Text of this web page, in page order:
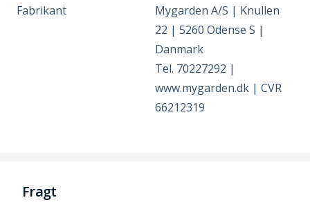
Fabrikant
Mygarden A/S | Knullen
22 | 5260 Odense S |
Danmark
Tel. 70227292 |
www.mygarden.dk | CVR
66212319
Fragt